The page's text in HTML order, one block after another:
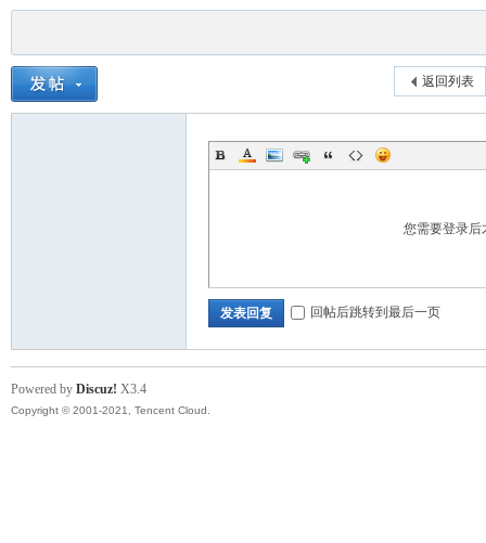
返回列表
您需要登录
发表回复 回帖后跳转到最后一页
Powered by Discuz! X3.4
Copyright © 2001-2021, Tencent Cloud.